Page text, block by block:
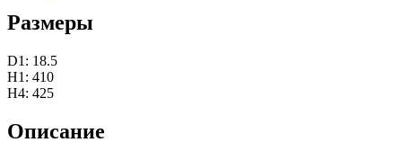
Размеры
D1: 18.5
H1: 410
H4: 425
Описание